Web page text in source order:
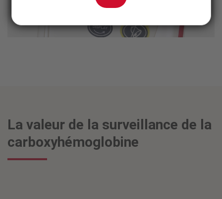
La valeur de la surveillance de la
carboxyhémoglobine